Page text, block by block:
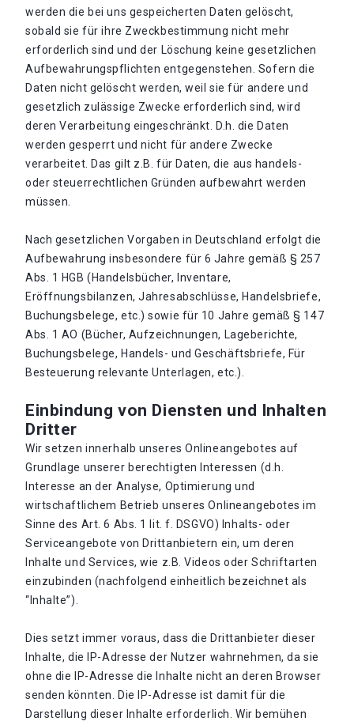
werden die bei uns gespeicherten Daten gelöscht,
sobald sie für ihre Zweckbestimmung nicht mehr
erforderlich sind und der Löschung keine gesetzlichen
Aufbewahrungspflichten entgegenstehen. Sofern die
Daten nicht gelöscht werden, weil sie für andere und
gesetzlich zulässige Zwecke erforderlich sind, wird
deren Verarbeitung eingeschränkt. D.h. die Daten
werden gesperrt und nicht für andere Zwecke
verarbeitet. Das gilt z.B. für Daten, die aus handels-
oder steuerrechtlichen Gründen aufbewahrt werden
müssen.
Nach gesetzlichen Vorgaben in Deutschland erfolgt die
Aufbewahrung insbesondere für 6 Jahre gemäß § 257
Abs. 1 HGB (Handelsbücher, Inventare,
Eröffnungsbilanzen, Jahresabschlüsse, Handelsbriefe,
Buchungsbelege, etc.) sowie für 10 Jahre gemäß § 147
Abs. 1 AO (Bücher, Aufzeichnungen, Lageberichte,
Buchungsbelege, Handels- und Geschäftsbriefe, Für
Besteuerung relevante Unterlagen, etc.).
Einbindung von Diensten und Inhalten
Dritter
Wir setzen innerhalb unseres Onlineangebotes auf
Grundlage unserer berechtigten Interessen (d.h.
Interesse an der Analyse, Optimierung und
wirtschaftlichem Betrieb unseres Onlineangebotes im
Sinne des Art. 6 Abs. 1 lit. f. DSGVO) Inhalts- oder
Serviceangebote von Drittanbietern ein, um deren
Inhalte und Services, wie z.B. Videos oder Schriftarten
einzubinden (nachfolgend einheitlich bezeichnet als
“Inhalte”).
Dies setzt immer voraus, dass die Drittanbieter dieser
Inhalte, die IP-Adresse der Nutzer wahrnehmen, da sie
ohne die IP-Adresse die Inhalte nicht an deren Browser
senden könnten. Die IP-Adresse ist damit für die
Darstellung dieser Inhalte erforderlich. Wir bemühen